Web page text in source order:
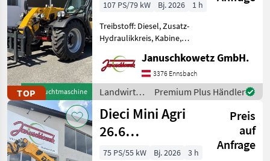
AKTUELLER
PFAD
Landtechnik
Landwirtsch
Motorfahrzeuge
Hoflader
Dieci
KATEGORIE
WÄHLEN
Dieci
Zurücksetzen
anzeigen
TOPGebrauchtmaschine
107 PS/79 kW Bj. 2026
1 h
Treibstoff: Diesel, Zusatz-
Hydraulikkreis, Kabine,
Schnellwechselrahmen,
Klimaanlage, hydr.
Geräteverriegelung 3.200 kg
max. Tragkraft 8, 65 m
Huböhe 7.330 kg Le
Januschkowetz GmbH.
3376 Ennsbach
Landwirtsch.
Motorfahrzeuge
/ Dieci
Premium Plus Händler
Dieci Mini Agri
26.6
Teleskoplader
Preis
auf
Anfrage
75 PS/55 kW Bj. 2026
3 h